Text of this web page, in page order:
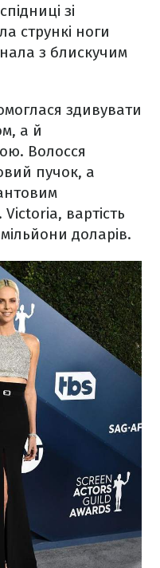
зі
стрункі ноги
з блискучим
здивувати
а й
Волосся
пучок, а
вартість
доларів.